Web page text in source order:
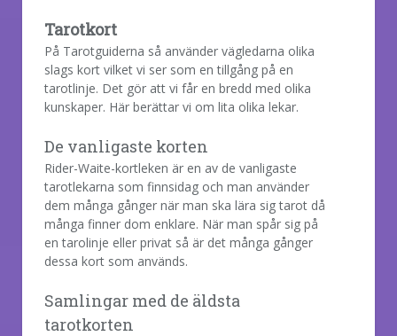
Tarotkort
På Tarotguiderna så använder vägledarna olika
slags kort vilket vi ser som en tillgång på en
tarotlinje. Det gör att vi får en bredd med olika
kunskaper. Här berättar vi om lita olika lekar.
De vanligaste korten
Rider-Waite-kortleken är en av de vanligaste
tarotlekarna som finnsidag och man använder
dem många gånger när man ska lära sig tarot då
många finner dom enklare. När man spår sig på
en tarolinje eller privat så är det många gånger
dessa kort som används.
Samlingar med de äldsta
tarotkorten